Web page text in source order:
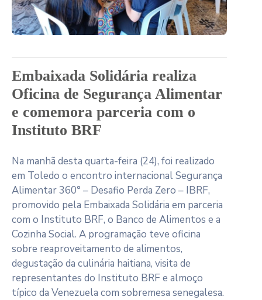
Embaixada Solidária realiza
Oficina de Segurança Alimentar
e comemora parceria com o
Instituto BRF
Na manhã desta quarta-feira (24), foi realizado
em Toledo o encontro internacional Segurança
Alimentar 360° – Desafio Perda Zero – IBRF,
promovido pela Embaixada Solidária em parceria
com o Instituto BRF, o Banco de Alimentos e a
Cozinha Social. A programação teve oficina
sobre reaproveitamento de alimentos,
degustação da culinária haitiana, visita de
representantes do Instituto BRF e almoço
típico da Venezuela com sobremesa senegalesa.